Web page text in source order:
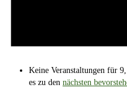
Keine Veranstaltungen für
es zu den nächsten